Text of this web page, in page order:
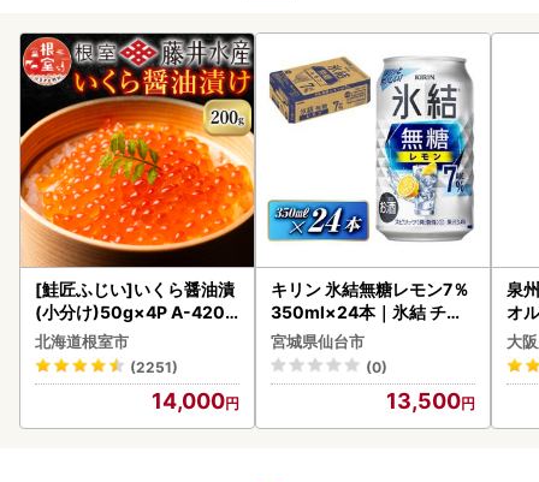
[鮭匠ふじい]いくら醤油漬
(小分け)50g×4P A-4209
5
北海道根室市
(2251)
14,000
キリン 氷結無糖レモン7％
350ml×24本｜氷結 チュ
ーハイ 仙台市
宮城県仙台市
(0)
13,500
泉
オ
大